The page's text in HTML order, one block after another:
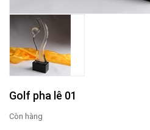
Golf pha lê 01
Còn hàng